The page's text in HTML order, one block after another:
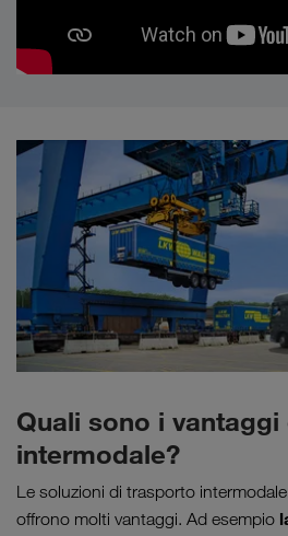
Quali sono i
intermodale?
Le soluzioni di trasporto
offrono molti vantaggi. Ad esempio